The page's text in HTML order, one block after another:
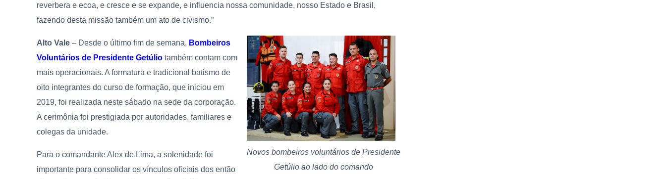
reverbera e ecoa, e cresce e se expande, e influencia nossa comunidade, nosso Estado e Brasil,
fazendo desta missão também um ato de civismo.”
Novos bombeiros voluntários de Presidente
Getúlio ao lado do comando
Alto Vale – Desde o último fim de semana, Bombeiros
Voluntários de Presidente Getúlio também contam com
mais operacionais. A formatura e tradicional batismo de
oito integrantes do curso de formação, que iniciou em
2019, foi realizada neste sábado na sede da corporação.
A cerimônia foi prestigiada por autoridades, familiares e
colegas da unidade.
Para o comandante Alex de Lima, a solenidade foi
importante para consolidar os vínculos oficiais dos então